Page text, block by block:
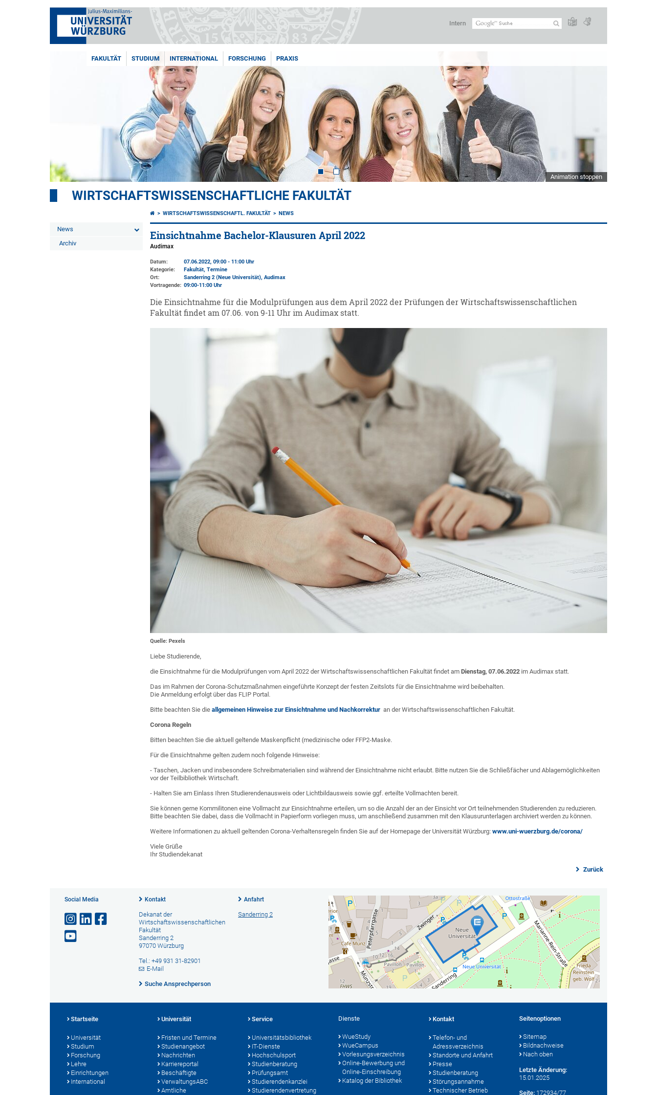
Intern
FAKULTÄT STUDIUM INTERNATIONAL FORSCHUNG PRAXIS
Animation stoppen
WIRTSCHAFTSWISSENSCHAFTLICHE FAKULTÄT
News
Archiv
WIRTSCHAFTSWISSENSCHAFTL. FAKULTÄT NEWS
Einsichtnahme Bachelor-Klausuren April 2022
Audimax
Datum:
07.06.2022, 09:00 - 11:00 Uhr
Kategorie:
Fakultät, Termine
Ort:
Sanderring 2 (Neue Universität), Audimax
Vortragende: 09:00-11:00 Uhr
Die Einsichtnahme für die Modulprüfungen aus dem April 2022 der Prüfungen der Wirtschaftswissenschaftlichen
Fakultät findet am 07.06. von 9-11 Uhr im Audimax statt.
Quelle: Pexels
Liebe Studierende,
die Einsichtnahme für die Modulprüfungen vom April 2022 der Wirtschaftswissenschaftlichen Fakultät findet amDienstag, 07.06.2022 im Audimax statt.
Das im Rahmen der Corona-Schutzmaßnahmen eingeführte Konzept der festen Zeitslots für die Einsichtnahme wird beibehalten.
Die Anmeldung erfolgt über das FLIP Portal.
Bitte beachten Sie die allgemeinen Hinweise zur Einsichtnahme und Nachkorrekturan der Wirtschaftswissenschaftlichen Fakultät.
Corona Regeln
Bitten beachten Sie die aktuell geltende Maskenpflicht (medizinische oder FFP2-Maske.
Für die Einsichtnahme gelten zudem noch folgende Hinweise:
- Taschen, Jacken und insbesondere Schreibmaterialien sind während der Einsichtnahme nicht erlaubt. Bitte nutzen Sie die Schließfächer und Ablagemöglichkeiten
vor der Teilbibliothek Wirtschaft.
- Halten Sie am Einlass Ihren Studierendenausweis oder Lichtbildausweis sowie ggf. erteilte Vollmachten bereit.
Sie können gerne Kommilitonen eine Vollmacht zur Einsichtnahme erteilen, um so die Anzahl der an der Einsicht vor Ort teilnehmenden Studierenden zu reduzieren.
Bitte beachten Sie dabei, dass die Vollmacht in Papierform vorliegen muss, um anschließend zusammen mit den Klausurunterlagen archiviert werden zu können.
Weitere Informationen zu aktuell geltenden Corona-Verhaltensregeln finden Sie auf der Homepage der Universität Würzburg:www.uni-wuerzburg.de/corona/
Viele Grüße
Ihr Studiendekanat
Zurück
Social Media Kontakt
Dekanat der
Wirtschaftswissenschaftlichen
Fakultät
Sanderring 2
97070 Würzburg
Tel.: +49 931 31-82901
E-Mail
Suche Ansprechperson
Anfahrt
Sanderring 2
Startseite
Universität
Studium
Forschung
Lehre
Einrichtungen
International
Universität
Fristen und Termine
Studienangebot
Nachrichten
Karriereportal
Beschäftigte
VerwaltungsABC
Amtliche
Service
Universitätsbibliothek
IT-Dienste
Hochschulsport
Studienberatung
Prüfungsamt
Studierendenkanzlei
Studierendenvertretung
Dienste
WueStudy
WueCampus
Vorlesungsverzeichnis
Online-Bewerbung und
Online-Einschreibung
Katalog der Bibliothek
Kontakt
Telefon- und
Adressverzeichnis
Standorte und Anfahrt
Presse
Studienberatung
Störungsannahme
Technischer Betrieb
Seitenoptionen
Sitemap
Bildnachweise
Nach oben
Letzte Änderung:
15.01.2025
Seite: 172934/77